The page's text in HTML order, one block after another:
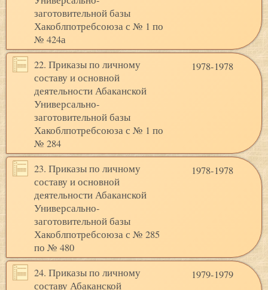
заготовительной базы
Хакоблпотребсоюза с № 1 по
№ 424а
22. Приказы по личному
составу и основной
деятельности Абаканской
Универсально-
заготовительной базы
Хакоблпотребсоюза с № 1 по
№ 284
1978-1978
23. Приказы по личному
составу и основной
деятельности Абаканской
Универсально-
заготовительной базы
Хакоблпотребсоюза с № 285
по № 480
1978-1978
24. Приказы по личному
составу Абаканской
1979-1979